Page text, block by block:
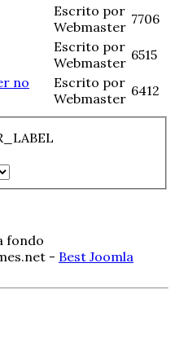
Escrito por
Webmaster 7706
Escrito por
Webmaster 6515
no
Escrito por
Webmaster 6412
fondo
- Best Joomla